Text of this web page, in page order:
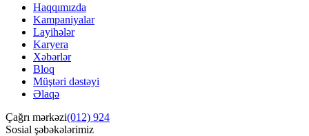
Haqqımızda
Kampaniyalar
Layihələr
Karyera
Xəbərlər
Bloq
Müştəri dəstəyi
Əlaqə
Çağrı mərkəzi(012) 924
Sosial şəbəkələrimiz